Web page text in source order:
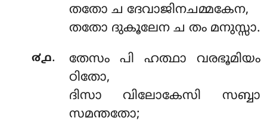
തതോ ച ദേവാജിനചമ്മകേന,
തതോ ദുകൂലേന ച തം മനുസ്സാ.
൪൧.
തേസം പി ഹത്ഥാ വരഭൂമിയം
ഠിതോ,
ദിസാ വിലോകേസി സബ്ബാ
സമന്തതോ;